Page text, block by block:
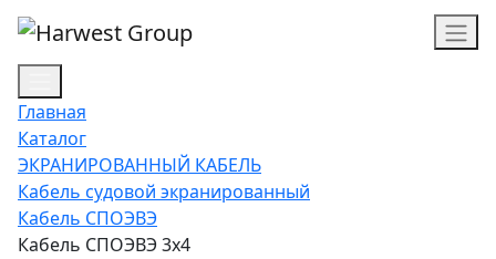
Главная
Каталог
ЭКРАНИРОВАННЫЙ КАБЕЛЬ
Кабель судовой экранированный
Кабель СПОЭВЭ
Кабель СПОЭВЭ 3х4